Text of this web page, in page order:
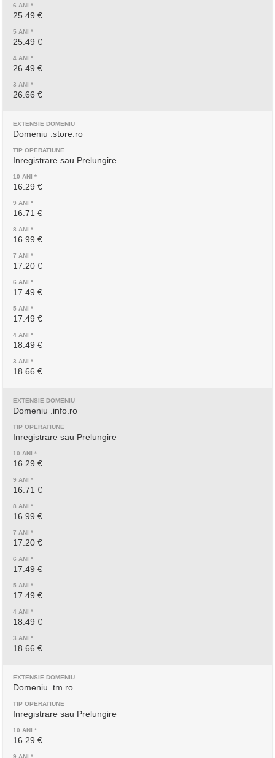
25.49 €
25.49 €
26.49 €
26.66 €
Domeniu .store.ro
Inregistrare sau Prelungire
16.29 €
16.71 €
16.99 €
17.20 €
17.49 €
17.49 €
18.49 €
18.66 €
Domeniu .info.ro
Inregistrare sau Prelungire
16.29 €
16.71 €
16.99 €
17.20 €
17.49 €
17.49 €
18.49 €
18.66 €
Domeniu .tm.ro
Inregistrare sau Prelungire
16.29 €